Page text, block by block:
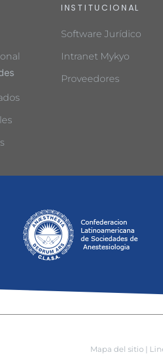
INSTITUCIONAL
Software Jurídico
Intranet Mykyo
Proveedores
Mapa del sitio |